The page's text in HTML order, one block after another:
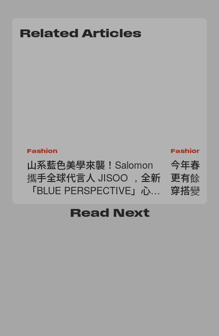
Related Articles
Fashion
山系藍色美學來襲！Salomon
攜手全球代言人 JISOO ，全新
「BLUE PERSPECTIVE」心動
Fashion
今年春夏
更有餘裕
穿搭變更
Read Next